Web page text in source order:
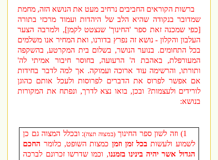
ברשות הקוראים החביבים נרחיב מעט את הנושא הזה, מחמת
שמדובר בנקודה שהיא הלב של היהדות ועמוד מרכזי בתורה
[כפי שמכנה זאת ספר 'החינוך' שנצטט לקמן], ולמרבה הצער
העלבון והקלון - נושא זה נפרץ בדורנו, ואת המחיר אנו משלמים
בכל התחומים. בנוער הנושר, בשלום בית המקרטע, בהשקפה
המעורפלת, באהבת ה' הרעועה, בחוסר חיבור אמיתי לה'
ותורתו, והרשימה עוד ארוכה ועמוקה. אך למה לדבר בחידות
אם אפשר לפרוס את הדברים לפרוסות ולעכל אותם כהוגן
לורידים ולעצמות? ובכן, בואו נצא לדרך, ונפתח את המקורות
בנושא:
(במצוה תצה): ובכלל המצוה גם כן
לשמוע ולעשותבכל זמן וזמןכמצות השופט, כלומרהחכם
הגדול אשר יהיה בינינו בזמננו, וכמו שדרשו זכרונם לברכה